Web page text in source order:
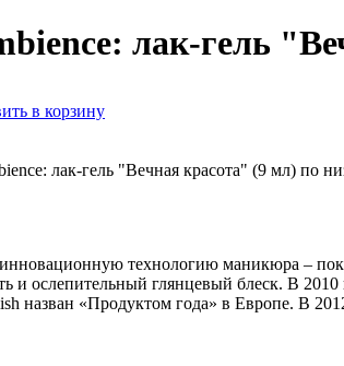
лак-гель
в корзину
лак-гель "Вечная красота" (9 мл) по
технологию маникюра –
и ослепительный глянцевый блеск. В
назван «Продуктом года» в Европе. В